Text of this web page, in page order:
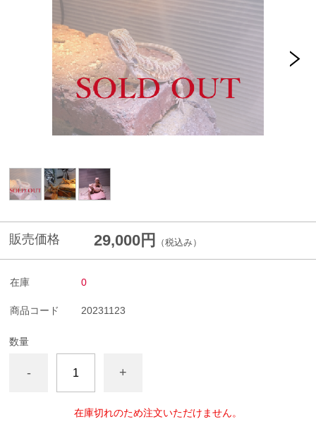
販売価格 29,000円 （税込み）
在庫 0
商品コード 20231123
数量
- +
在庫切れのため注文いただけません。